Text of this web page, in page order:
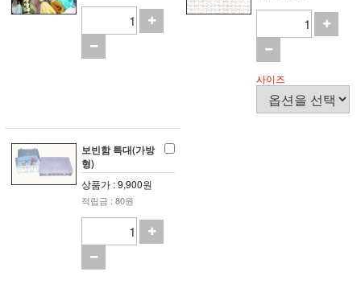
사이즈
보빈함 특대(가방
형)
상품가 : 9,900원
적립금 : 80원